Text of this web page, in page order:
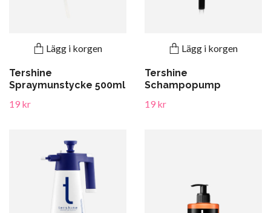
Lägg i korgen
Tershine
Spraymunstycke 500ml
19 kr
Lägg i korgen
Tershine
Schampopump
19 kr